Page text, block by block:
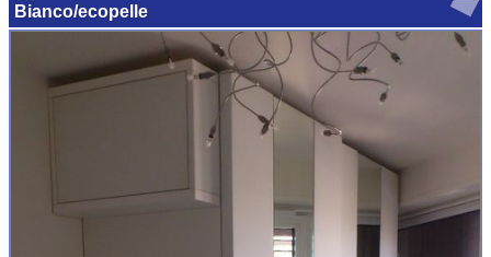
Bianco/ecopelle